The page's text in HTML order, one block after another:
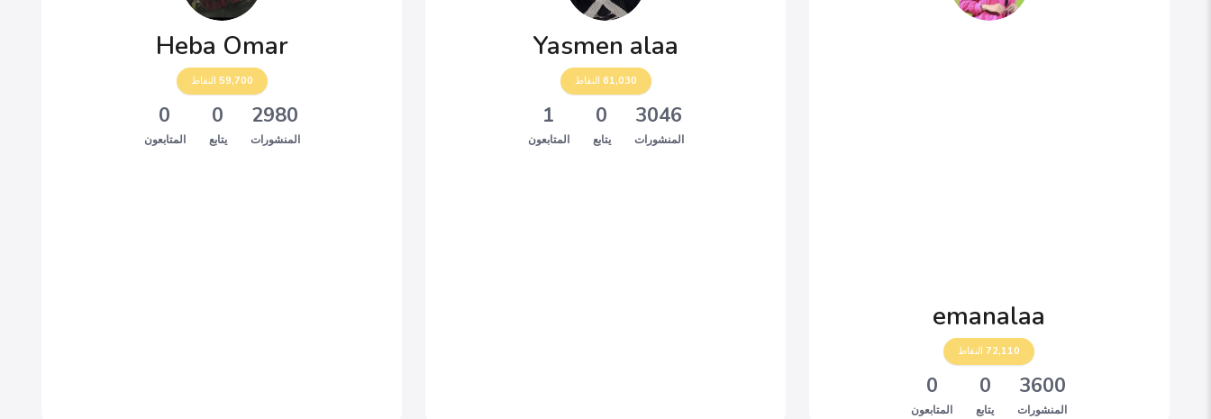
emanalaa
72,110النقاط
3600
المنشورات
0
يتابع
0
المتابعون
Yasmen alaa
61,030 النقاط
3046
المنشورات
0
يتابع
1
المتابعون
Heba Omar
59,700 النقاط
2980
المنشورات
0
يتابع
0
المتابعون